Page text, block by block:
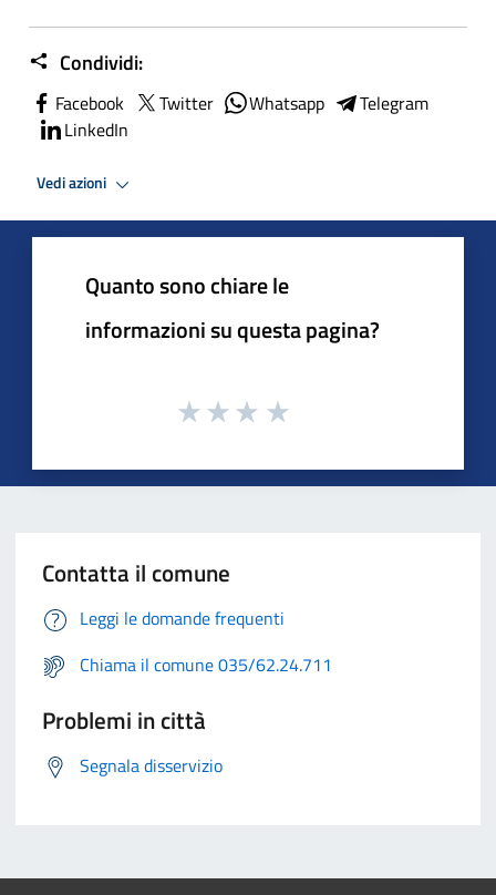
Condividi:
Facebook Twitter Whatsapp
Telegram
LinkedIn
Vedi azioni
Quanto sono chiare le
informazioni su questa pagina?
Contatta il comune
Leggi le domande frequenti
Chiama il comune 035/62.24.711
Problemi in città
Segnala disservizio